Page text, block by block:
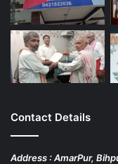
Contact Details
Address : AmarPur,